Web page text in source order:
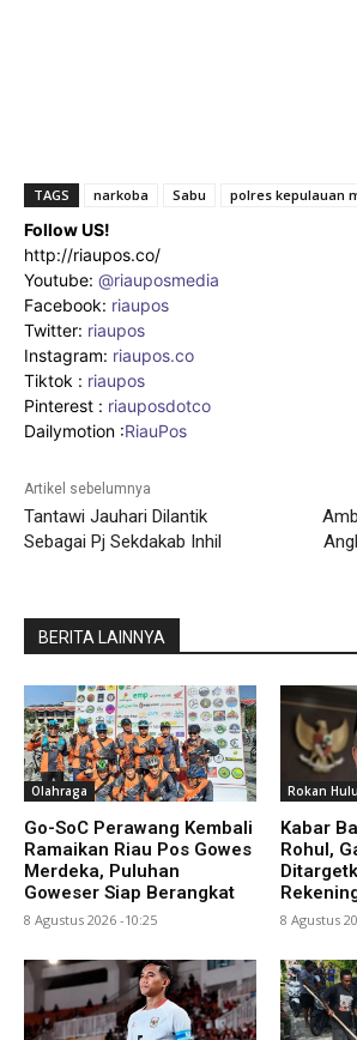
TAGS narkoba Sabu polres kepulauan
Follow US!
http://riaupos.co/
Youtube: @riauposmedia
Facebook: riaupos
Twitter: riaupos
Instagram: riaupos.co
Tiktok : riaupos
Pinterest : riauposdotco
Dailymotion :RiauPos
Artikel sebelumnya
Tantawi Jauhari Dilantik
Sebagai Pj Sekdakab Inhil
BERITA LAINNYA
Olahraga
Go-SoC Perawang Kembali
Ramaikan Riau Pos Gowes
Merdeka, Puluhan
Goweser Siap Berangkat
8 Agustus 2026 -10:25
Rokan Hulu
Kabar
Rohul,
8 Agustus